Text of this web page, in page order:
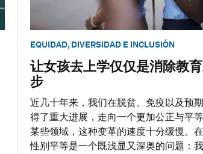
EQUIDAD, DIVERSIDAD E INCLUSIÓN
让女孩去上学仅仅是消除教
步
近几十年来，我们在脱贫、免疫以及预
得了重大进展，走向一个更加公正与平
某些领域，这种变革的速度十分缓慢。
性别平等是一个既浅显又深奥的问题：